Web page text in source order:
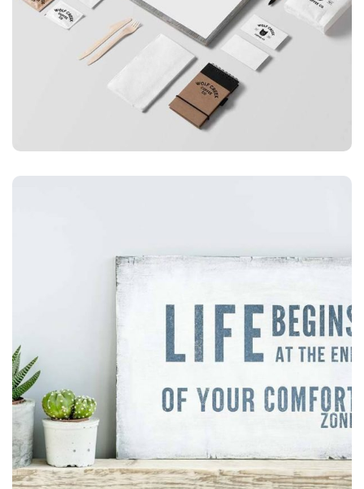
APPLICATIONS
Special bikes
ILLUSTRATION
Mobile Weather App